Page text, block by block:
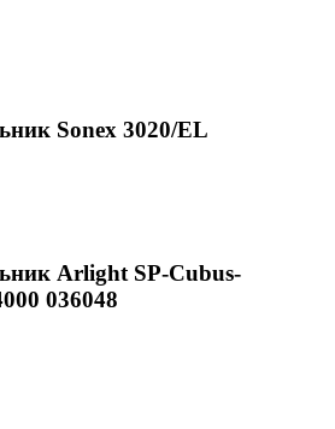
Sonex 3020/EL
Arlight SP-Cubus-
036048